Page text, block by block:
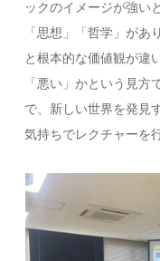
ックのイメージが強い
「思想」「哲学」が
と根本的な価値観が違
「悪い」かという見方
で、新しい世界を発見
気持ちでレクチャーを